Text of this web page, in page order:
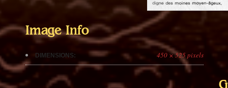
Image Info
DIMENSIONS: 450 × 525 pixels